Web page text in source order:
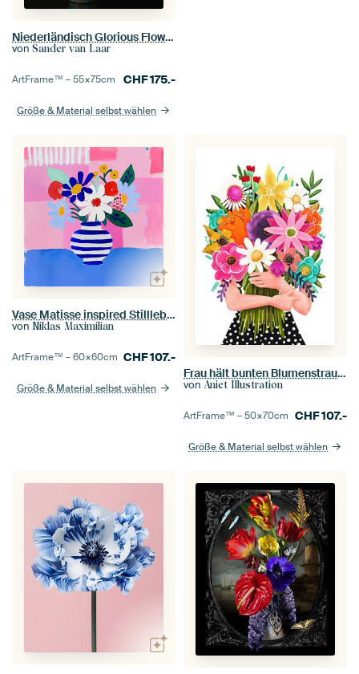
Niederländisch Glorious Flower Painting
von Sander van Laar
ArtFrame™ –55×75cm CHF175.-
Größe & Material selbst wählen
Vase Matisse inspired Stillleben
von Niklas Maximilian
ArtFrame™ –60×60cm CHF107.-
Größe & Material selbst wählen
Frau hält bunten Blumenstrauß auf weißem Hintergrund
von Aniet Illustration
ArtFrame™ –50×70cm CHF107.-
Größe & Material selbst wählen